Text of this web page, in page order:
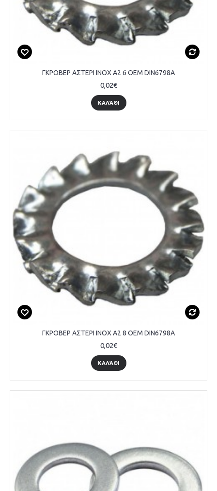
ΓΚΡΟΒΕΡ ΑΣΤΕΡΙ INOX A2 6 OEM DIN6798A
0,02€
ΚΑΛΆΘΙ
ΓΚΡΟΒΕΡ ΑΣΤΕΡΙ INOX A2 8 OEM DIN6798A
0,02€
ΚΑΛΆΘΙ